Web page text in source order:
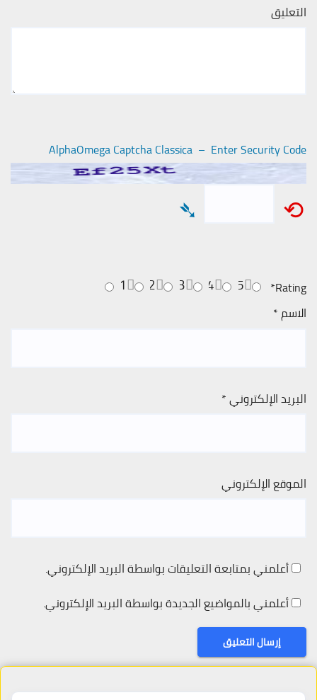
التعليق
AlphaOmega Captcha Classica – Enter Security Code
⟲
➴
Rating
*
5
4
3
2
1
الاسم*
البريد الإلكتروني*
الموقع الإلكتروني
أعلمني بمتابعة التعليقات بواسطة البريد الإلكتروني.
أعلمني بالمواضيع الجديدة بواسطة البريد الإلكتروني.